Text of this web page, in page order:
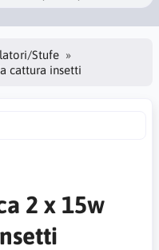
Stufe
cattura insetti
2 x 15w